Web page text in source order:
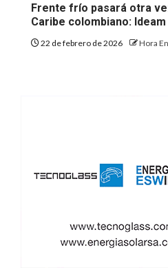
Frente frío pasará otra
Caribe colombiano: Ideam
22 de febrero de 2026 Hora